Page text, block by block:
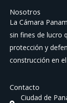
Nosotros
La Cámara
sin fines de lucro
protección y
construcción en
Contacto
Ciudad de